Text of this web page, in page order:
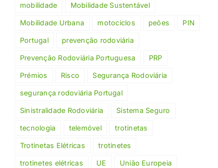
mobilidade Mobilidade Sustentável
Mobilidade Urbana motociclos peões PIN
Portugal prevenção rodoviária
Prevenção Rodoviária Portuguesa PRP
Prémios Risco Segurança Rodoviária
segurança rodoviária Portugal
Sinistralidade Rodoviária Sistema Seguro
tecnologia telemóvel trotinetas
Trotinetas Elétricas trotinetes
trotinetes elétricas UE União Europeia